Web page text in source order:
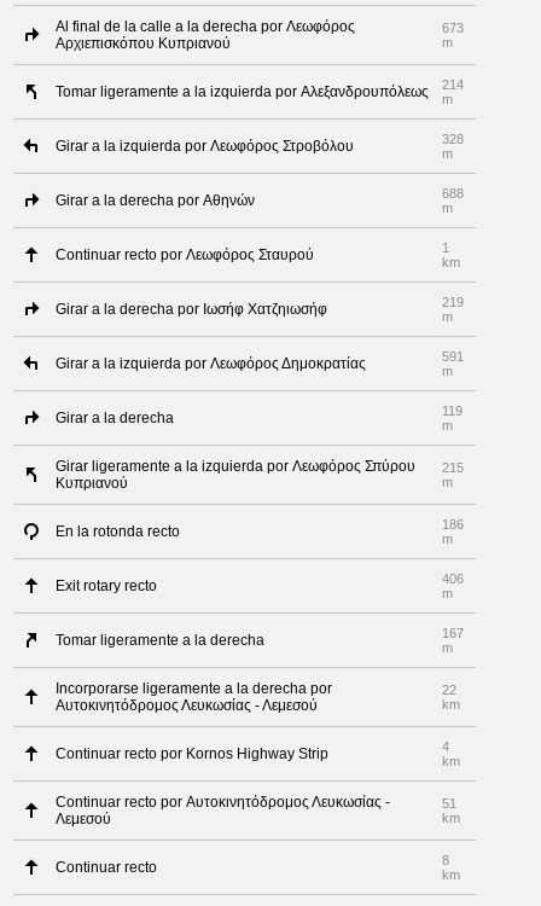
Al final de la calle a la derecha por Λεωφόρος
Αρχιεπισκόπου Κυπριανού
673
m
Tomar ligeramente a la izquierda por Αλεξανδρουπόλεως
214
m
Girar a la izquierda por Λεωφόρος Στροβόλου
328
m
Girar a la derecha por Αθηνών
688
m
Continuar recto por Λεωφόρος Σταυρού
1
km
Girar a la derecha por Ιωσήφ Χατζηιωσήφ
219
m
Girar a la izquierda por Λεωφόρος Δημοκρατίας
591
m
Girar a la derecha
119
m
Girar ligeramente a la izquierda por Λεωφόρος Σπύρου
Κυπριανού
215
m
En la rotonda recto
186
m
Exit rotary recto
406
m
Tomar ligeramente a la derecha
167
m
Incorporarse ligeramente a la derecha por
Αυτοκινητόδρομος Λευκωσίας - Λεμεσού
22
km
Continuar recto por Kornos Highway Strip
4
km
Continuar recto por Αυτοκινητόδρομος Λευκωσίας -
Λεμεσού
51
km
Continuar recto
8
km